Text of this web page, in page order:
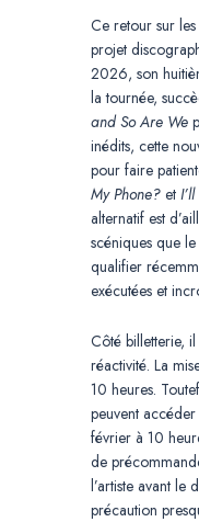
Ce retour sur les
projet
2026, son
la tournée,
and So Are We
inédits, cette
pour faire
My Phone? et
alternatif est
scéniques que le
qualifier
exécutées et
Côté billetterie,
réactivité. La
10 heures.
peuvent
février à 10
de
l’artiste avant le
précaution